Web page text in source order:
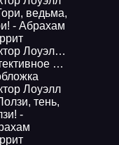
Доктор Лоуэлл 1. Гори, ведьма, гори! - Абрахам Меррит
Детективное фэнтези